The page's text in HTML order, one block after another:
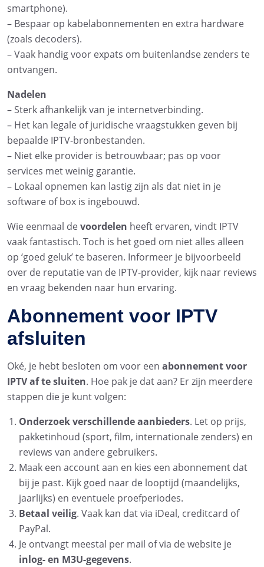
smartphone).
– Bespaar op kabelabonnementen en extra hardware
(zoals decoders).
– Vaak handig voor expats om buitenlandse zenders te
ontvangen.
Nadelen
– Sterk afhankelijk van je internetverbinding.
– Het kan legale of juridische vraagstukken geven bij
bepaalde IPTV-bronbestanden.
– Niet elke provider is betrouwbaar; pas op voor
services met weinig garantie.
– Lokaal opnemen kan lastig zijn als dat niet in je
software of box is ingebouwd.
Wie eenmaal devoordelen heeft ervaren, vindt IPTV
vaak fantastisch. Toch is het goed om niet alles alleen
op ‘goed geluk’ te baseren. Informeer je bijvoorbeeld
over de reputatie van de IPTV-provider, kijk naar reviews
en vraag bekenden naar hun ervaring.
Abonnement voor IPTV
afsluiten
Oké, je hebt besloten om voor een abonnement voor
IPTV af te sluiten. Hoe pak je dat aan? Er zijn meerdere
stappen die je kunt volgen:
Onderzoek verschillende aanbieders. Let op prijs,
pakketinhoud (sport, film, internationale zenders) en
reviews van andere gebruikers.
Maak een account aan en kies een abonnement dat
bij je past. Kijk goed naar de looptijd (maandelijks,
jaarlijks) en eventuele proefperiodes.
Betaal veilig. Vaak kan dat via iDeal, creditcard of
PayPal.
Je ontvangt meestal per mail of via de website je
inlog- en M3U-gegevens.